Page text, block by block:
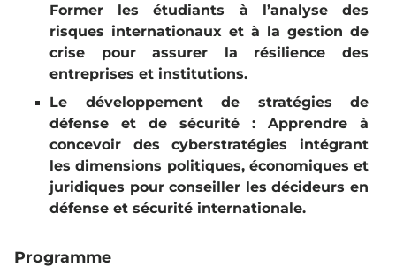
Former les étudiants à l’analyse des
risques internationaux et à la gestion de
crise pour assurer la résilience des
entreprises et institutions.
Le développement de stratégies de
défense et de sécurité : Apprendre à
concevoir des cyberstratégies intégrant
les dimensions politiques, économiques et
juridiques pour conseiller les décideurs en
défense et sécurité internationale.
Programme